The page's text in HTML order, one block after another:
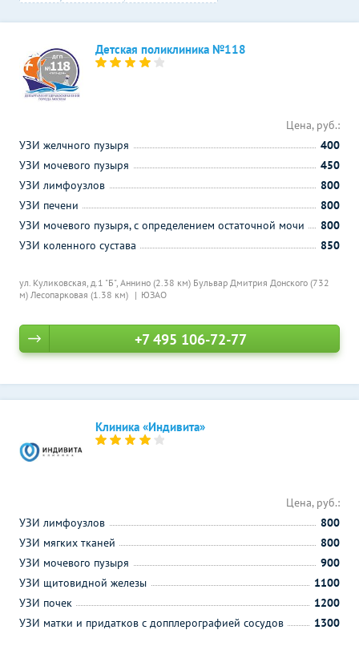
Детская поликлиника №118
ул. Куликовская, д.1 "Б", Аннино (2.38 км) Бульвар Дмитрия Донского (732
м) Лесопарковая (1.38 км) ЮЗАО
Цена, руб.:
УЗИ желчного пузыря
400
УЗИ мочевого пузыря
450
УЗИ лимфоузлов
800
УЗИ печени
800
УЗИ мочевого пузыря, с определением остаточной мочи
800
УЗИ коленного сустава
850
+7 495 106-72-77
Клиника «Индивита»
Цена, руб.:
УЗИ лимфоузлов
800
УЗИ мягких тканей
800
УЗИ мочевого пузыря
900
УЗИ щитовидной железы
1100
УЗИ почек
1200
УЗИ матки и придатков с допплерографией сосудов
1300